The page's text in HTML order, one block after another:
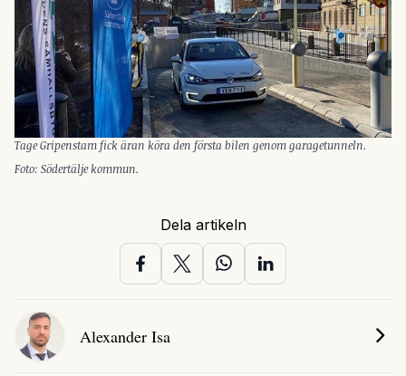
Tage Gripenstam fick äran köra den första bilen genom garagetunneln.
Foto: Södertälje kommun.
Dela artikeln
Alexander Isa